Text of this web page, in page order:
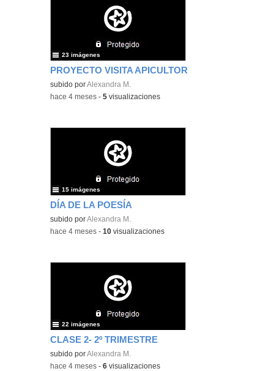
PROYECTO VISITA APICULTOR
subido porAlexandra M.
23 imágenes
-hace 4 meses -5 visualizaciones
DÍA DE LA POESÍA
subido porAlexandra M.
15 imágenes
-hace 4 meses -10 visualizaciones
CLASE 2- 2º TRIMESTRE
subido porAlexandra M.
22 imágenes
-hace 4 meses -6 visualizaciones